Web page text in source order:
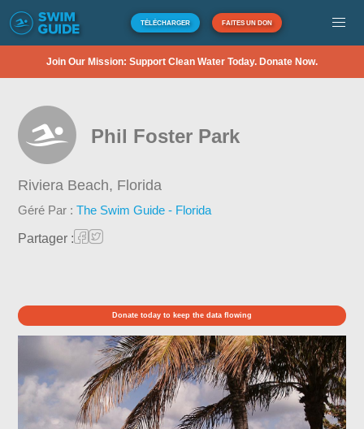
TÉLÉCHARGER FAITES UN DON
Join Our Mission: Support Clean Water Today. Donate Now.
Phil Foster Park
Riviera Beach, Florida
Géré Par :The Swim Guide - Florida
Partager :
Donate today to keep the data flowing